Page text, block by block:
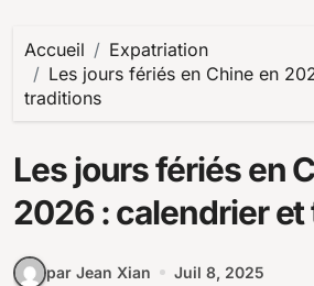
Accueil
Expatriation
Les jours fériés en Chine en
traditions
Les jours fériés en
2026 : calendrier
par Jean Xian Juil 8, 2025